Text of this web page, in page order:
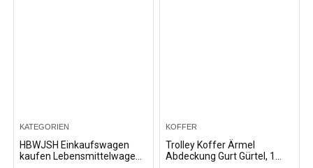
KATEGORIEN
HBWJSH Einkaufswagen
kaufen Lebensmittelwagen
KOFFER
Trolley Koffer Ärmel
Abdeckung Gurt Gürtel, 1